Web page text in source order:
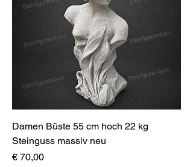
Damen Büste 55 cm hoch 22 kg
Steinguss massiv neu
Preis
€ 70,00